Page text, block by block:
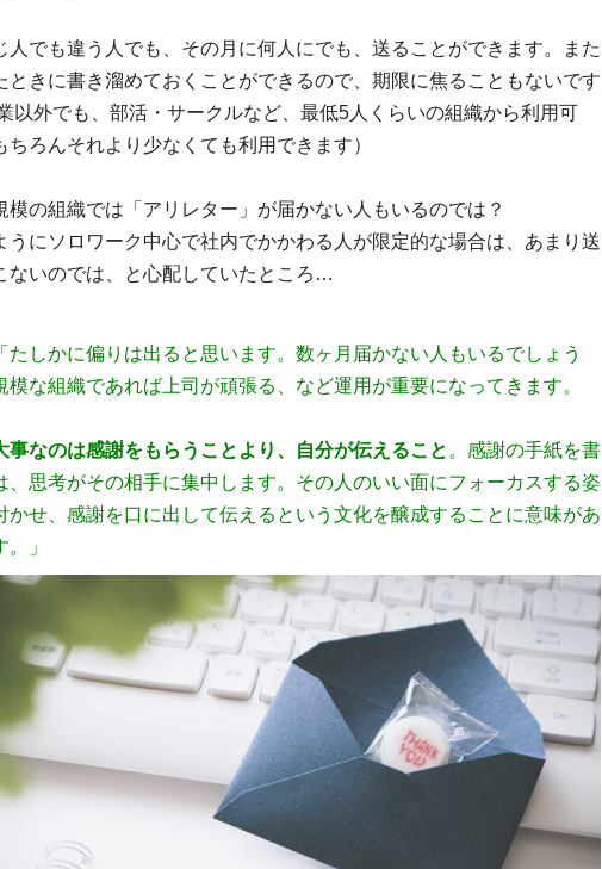
人でも違う人でも、その月に何人にでも、送ることができます。また
ときに書き溜めておくことができるので、期限に焦ることもないです
以外でも、部活・サークルなど、最低5人くらいの組織から利用可
ちろんそれより少なくても利用できます）
模の組織では「アリレター」が届かない人もいるのでは？
うにソロワーク中心で社内でかかわる人が限定的な場合は、あまり送
ないのでは、と心配していたところ…
たしかに偏りは出ると思います。数ヶ月届かない人もいるでしょう
模な組織であれば上司が頑張る、など運用が重要になってきます。
事なのは感謝をもらうことより、自分が伝えること 。感謝の手紙を書
、思考がその相手に集中します。その人のいい面にフォーカスする姿
かせ、感謝を口に出して伝えるという文化を醸成することに意味があ
」